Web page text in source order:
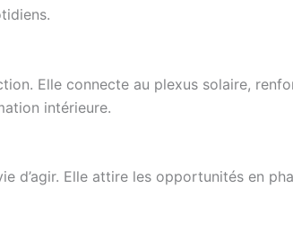
Elle connecte au plexus solaire,
intérieure.
d’agir. Elle attire les opportunités en